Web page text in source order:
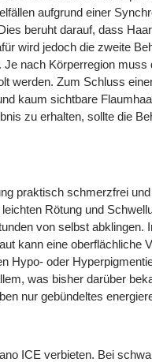
aufgrund einer
beruht darauf, dass
wird jedoch die zweite
nach Körperregion muss
werden. Zum Schluss
kaum sichtbare
zu erhalten, sollte die
praktisch schmerzfrei
Rötung und
von selbst abklingen.
kann eine oberflächliche
Hypo- oder
was bisher darüber
nur gebündeltes
ICE verbieten. Bei